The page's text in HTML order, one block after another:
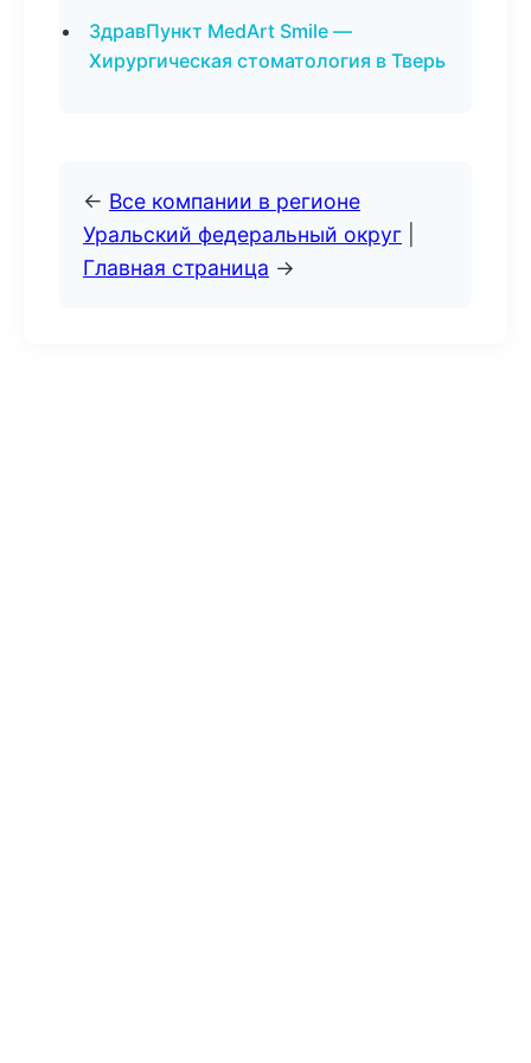
ЗдравПункт MedArt Smile —
Хирургическая стоматология в Тверь
← Все компании в регионе
Уральский федеральный округ
Главная страница →